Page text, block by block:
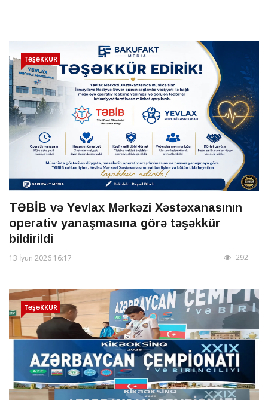
TƏŞƏKKÜR
TƏBİB və Yevlax Mərkəzi Xəstəxanasının
operativ yanaşmasına görə təşəkkür
bildirildi
13 İyun 2026 16:17 292
TƏŞƏKKÜR